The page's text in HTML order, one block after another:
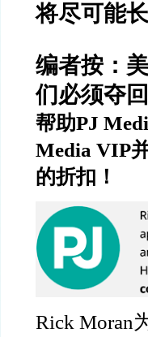
将尽可能
编者按：
们必须夺回
帮助PJ
Media VIP
的折扣！
Rick Moran